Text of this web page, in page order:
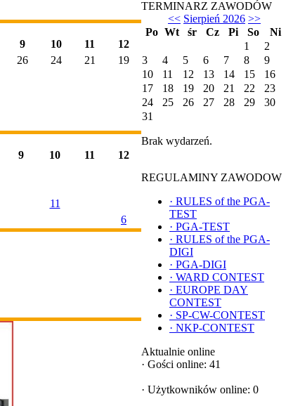
9 10 11
12
26 24 21
19
9 10 11
12
11
6
TERMINARZ ZAWODÓW
<< Sierpień 2026 >>
Po Wt śr Cz Pi So
Ni
1
2
3
4 5 6 7 8
9
10
11 12 13 14 15
16
17
18 19 20 21 22
23
24
25 26 27 28 29
30
31
Brak wydarzeń.
REGULAMINY ZAWODOW
· RULES of the PGA-
TEST
· PGA-TEST
· RULES of the PGA-
DIGI
· PGA-DIGI
· WARD CONTEST
· EUROPE DAY
CONTEST
· SP-CW-CONTEST
· NKP-CONTEST
Aktualnie online
· Gości online: 41
· Użytkowników online: 0